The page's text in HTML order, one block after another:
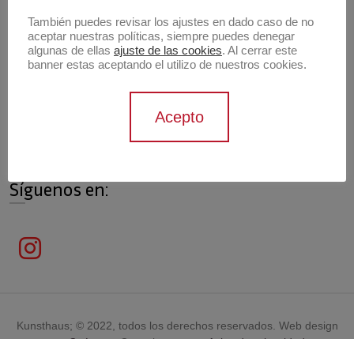
Información de contacto
contacto@archivokunsthaus.com
Síguenos en:
Kunsthaus; © 2022, todos los derechos reservados. Web design
También puedes revisar los ajustes en dado caso de no
aceptar nuestras políticas, siempre puedes denegar
algunas de ellas ajuste de las cookies. Al cerrar este
banner estas aceptando el utilizo de nuestros cookies.
Acepto